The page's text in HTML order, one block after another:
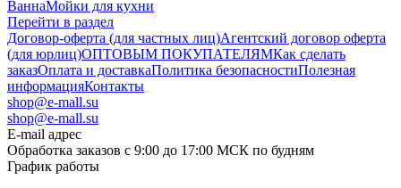
ВаннаМойки для кухни
Перейти в раздел
Договор-оферта (для частных лиц)Агентский договор оферта
(для юрлиц)ОПТОВЫМ ПОКУПАТЕЛЯМКак сделать
заказОплата и доставкаПолитика безопасностиПолезная
информацияКонтакты
shop@e-mall.su
shop@e-mall.su
E-mail адрес
Обработка заказов с 9:00 до 17:00 МСК по будням
График работы